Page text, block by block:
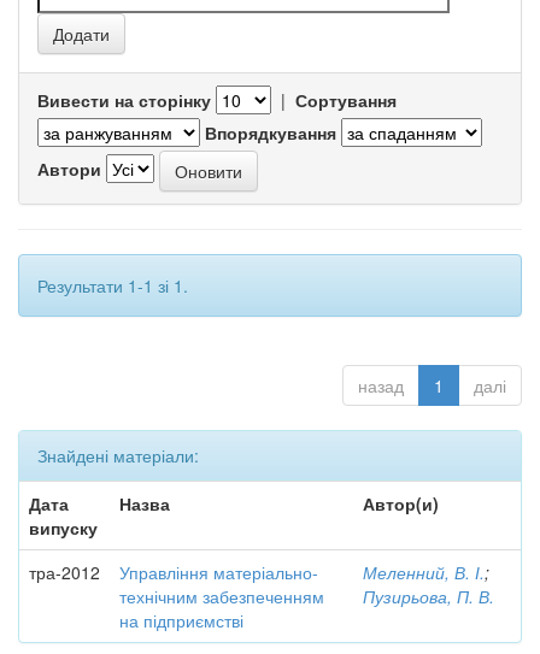
Вивести на сторінку | Сортування
Впорядкування
Автори
Результати 1-1 зі 1.
назад 1 далі
Знайдені матеріали:
Дата
випуску
Назва Автор(и)
тра-2012
Управління матеріально-
технічним забезпеченням
на підприємстві
Меленний, В. І.;
Пузирьова, П. В.